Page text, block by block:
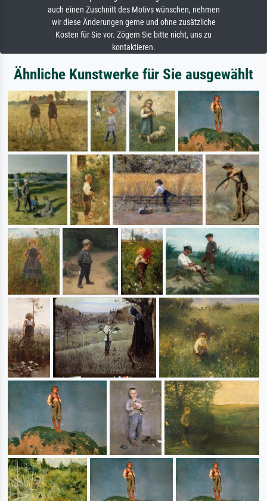
auch einen Zuschnitt des Motivs wünschen, nehmen
wir diese Änderungen gerne und ohne zusätzliche
Kosten für Sie vor. Zögern Sie bitte nicht, uns zu
kontaktieren.
Ähnliche Kunstwerke für Sie ausgewählt